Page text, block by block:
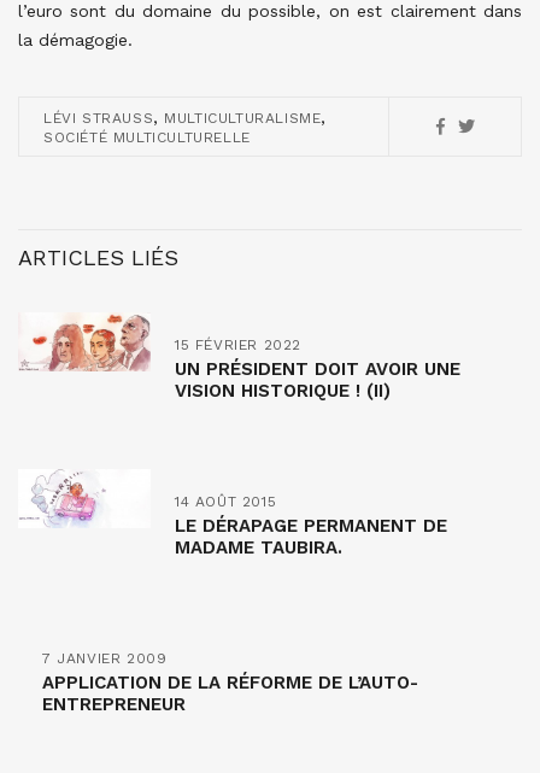
l’euro sont du domaine du possible, on est clairement dans
la démagogie.
LÉVI STRAUSS, MULTICULTURALISME,
SOCIÉTÉ MULTICULTURELLE
ARTICLES LIÉS
15 FÉVRIER 2022
UN PRÉSIDENT DOIT AVOIR UNE
VISION HISTORIQUE ! (II)
14 AOÛT 2015
LE DÉRAPAGE PERMANENT DE
MADAME TAUBIRA.
7 JANVIER 2009
APPLICATION DE LA RÉFORME DE L’AUTO-
ENTREPRENEUR